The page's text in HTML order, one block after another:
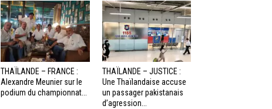
THAÏLANDE – FRANCE :
Alexandre Meunier sur le
podium du championnat...
THAÏLANDE – JUSTICE :
Une Thaïlandaise accuse
un passager pakistanais
d’agression...